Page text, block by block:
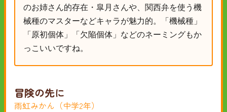
のお姉さん的存在・皐月さんや、関西弁を使う機
械種のマスターなどキャラが魅力的。「機械種」
「原初個体」「欠陥個体」などのネーミングもか
っこいいですね。
冒険の先に
雨虹みかん（中学2年）